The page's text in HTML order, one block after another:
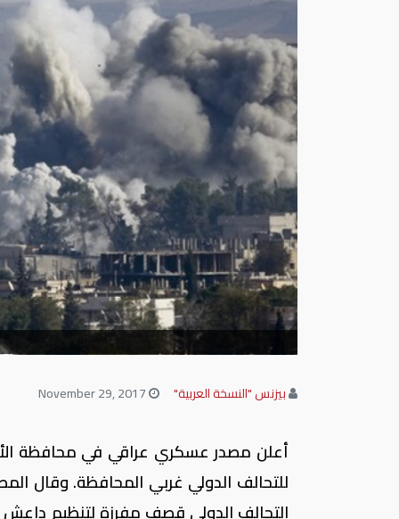
بيزنس "النسخة العربية"
أعلن مصدر عسكري عراقي في محافظة
للتحالف الدولي غربي المحافظة. وقال